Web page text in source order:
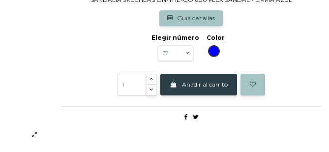
Guia de tallas
Elegir número
Color
AZUL
Añadir al carrito